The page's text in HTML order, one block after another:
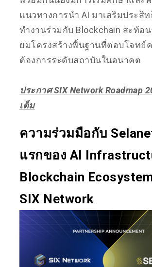
แนวทางการนำ AI มาเสริมประสิ
ทำงานร่วมกับ Blockchain สะท้อน
ยมโครงสร้างพื้นฐานที่ตอบโจทย์
ต้องการระดับสถาบันในอนาคต
ประกาศ SIX Network Roadmap
เต็ม
ความร่วมมือกับ
แรกของ AI
Blockchain
SIX Network